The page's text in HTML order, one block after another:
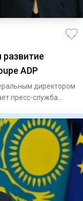
ADP
директором
пресс-служба